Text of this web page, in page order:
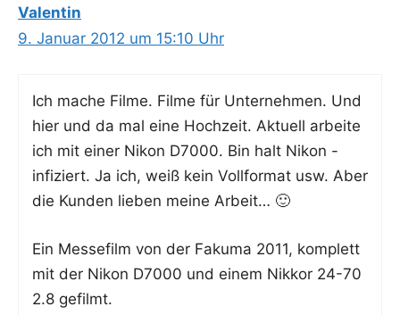
Valentin
9. Januar 2012 um 15:10 Uhr
Ich mache Fil­me. Fil­me für Unter­neh­men. Und
hier und da mal eine Hoch­zeit. Aktu­ell arbei­te
ich mit einer Nikon D7000. Bin halt Nikon -
infi­ziert. Ja ich, weiß kein Voll­for­mat usw. Aber
die Kun­den lie­ben mei­ne Arbeit… 🙂
Ein Mes­se­film von der Faku­ma 2011, kom­plett
mit der Nikon D7000 und einem Nik­kor 24-70
2.8 gefilmt.